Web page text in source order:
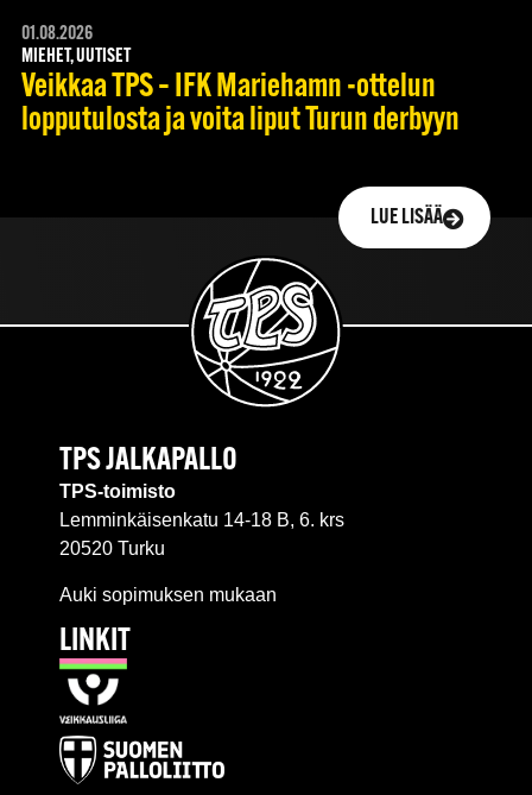
01.08.2026
MIEHET, UUTISET
Veikkaa TPS – IFK Mariehamn -ottelun
lopputulosta ja voita liput Turun derbyyn
LUE LISÄÄ
TPS JALKAPALLO
TPS-toimisto
Lemminkäisenkatu 14-18 B, 6. krs
20520 Turku
Auki sopimuksen mukaan
LINKIT